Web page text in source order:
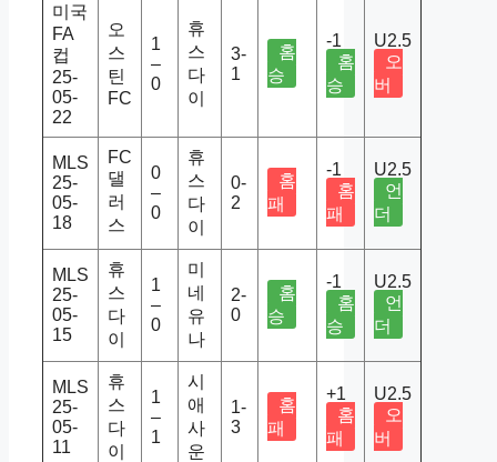
미국
FA
컵
25-
05-
22
오
스
틴
FC
1
–
0
휴
스
다
이
3-
1
홈
승
-1
홈
승
U2.5
오
버
MLS
25-
05-
18
FC
댈
러
스
0
–
0
휴
스
다
이
0-
2
홈
패
-1
홈
패
U2.5
언
더
MLS
25-
05-
15
휴
스
다
이
1
–
0
미
네
유
나
2-
0
홈
승
-1
홈
승
U2.5
언
더
MLS
25-
05-
11
휴
스
다
이
1
–
1
시
애
사
운
1-
3
홈
패
+1
홈
패
U2.5
오
버